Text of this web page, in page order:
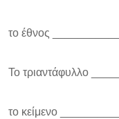
το έθνος
Το τριαντάφυλλο
το κείμενο